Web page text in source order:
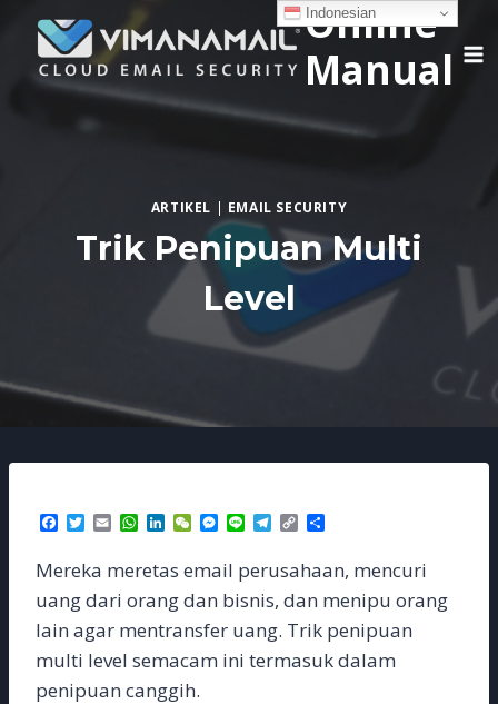
content
Online
Manual
ARTIKEL | EMAIL SECURITY
Trik Penipuan Multi
Level
e
b
o
o
k
T
i
t
t
e
r
E
i
l
W
t
s
A
p
L
k
e
d
I
W
h
a
t
M
s
s
e
n
g
e
r
L
e
T
e
g
r
a
m
C
p
y
L
i
n
r
e
Mereka meretas email perusahaan, mencuri
uang dari orang dan bisnis, dan menipu orang
lain agar mentransfer uang. Trik penipuan
multi level semacam ini termasuk dalam
penipuan canggih.
Indonesian